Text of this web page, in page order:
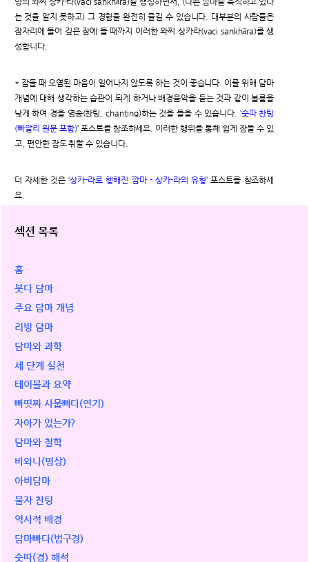
는 것을 알지 못하고) 그 경험을 완전히 즐길 수 있습니다. 대부분의 사람들은
잠자리에 들어 깊은 잠에 들 때까지 이러한 와찌 상카라(vaci sankhāra)를 생
성합니다.
* 잠들 때 오염된 마음이 일어나지 않도록 하는 것이 좋습니다. 이를 위해 담마
개념에 대해 생각하는 습관이 되게 하거나 배경음악을 듣는 것과 같이 볼륨을
낮게 하여 경을 염송(찬팅, chanting)하는 것을 들을 수 있습니다. ‘숫따 찬팅
(빠알리 원문 포함)’ 포스트를 참조하세요. 이러한 행위를 통해 쉽게 잠들 수 있
고, 편안한 잠도 취할 수 있습니다.
더 자세한 것은 ‘상카-라로 행해진 깜마 - 상카-라의 유형’ 포스트를 참조하세
요.
섹션 목록
홈
붓다 담마
주요 담마 개념
리빙 담마
담마와 과학
세 단계 실천
테이블과 요약
빠띳짜 사뭅빠다(연기)
자아가 있는가?
담마와 철학
바와나(명상)
아비담마
불자 찬팅
역사적 배경
담마빠다(법구경)
숫따(경) 해석